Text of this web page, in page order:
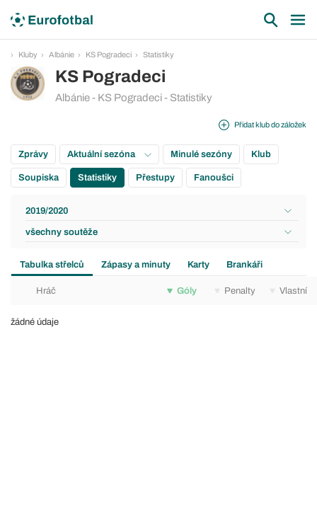
Kluby Albánie KS Pogradeci Statistiky
KS Pogradeci
Albánie - KS Pogradeci - Statistiky
Přidat klub do záložek
Zprávy Aktuální sezóna Minulé sezóny Klub
Soupiska Statistiky Přestupy Fanoušci
2019/2020
všechny soutěže
Tabulka střelců Zápasy a minuty Karty Brankáři
Hráč Góly Penalty Vlastní
žádné údaje